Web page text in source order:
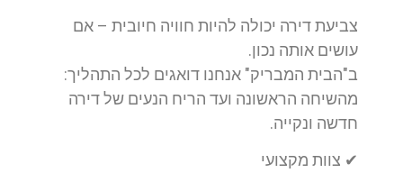
צביעת דירה יכולה להיות חוויה חיובית – אם
עושים אותה נכון.
ב"הבית המבריק" אנחנו דואגים לכל התהליך:
מהשיחה הראשונה ועד הריח הנעים של דירה
חדשה ונקייה.
✔ צוות מקצועי